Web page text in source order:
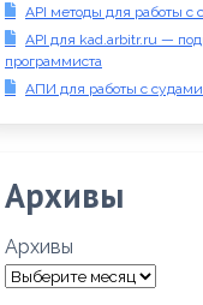
API методы для работы
API для kad.arbitr.ru —
программиста
АПИ для работы с
Архивы
Архивы